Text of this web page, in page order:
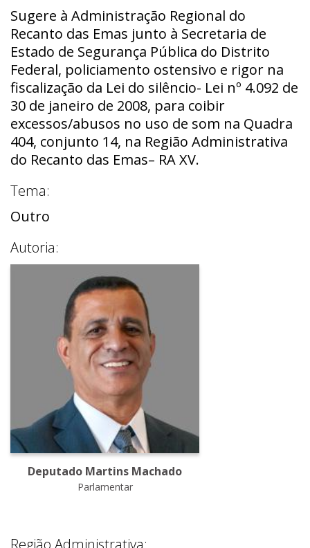
Sugere à Administração Regional do
Recanto das Emas junto à Secretaria de
Estado de Segurança Pública do Distrito
Federal, policiamento ostensivo e rigor na
fiscalização da Lei do silêncio- Lei nº 4.092 de
30 de janeiro de 2008, para coibir
excessos/abusos no uso de som na Quadra
404, conjunto 14, na Região Administrativa
do Recanto das Emas– RA XV.
Tema:
Outro
Autoria:
Deputado Martins Machado
Parlamentar
Região Administrativa: